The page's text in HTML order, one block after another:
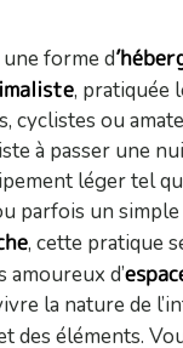
forme d
, pratiquée
cyclistes ou
à passer une
léger tel
parfois un simple
, cette pratique
d’
la nature de
des éléments.